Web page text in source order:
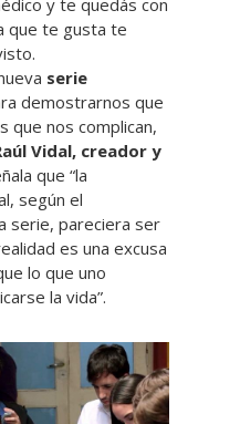
y te quedás con
que te gusta te
serie
demostrarnos que
que nos complican,
Vidal, creador y
que “la
según el
serie, pareciera ser
es una excusa
lo que uno
la vida”.